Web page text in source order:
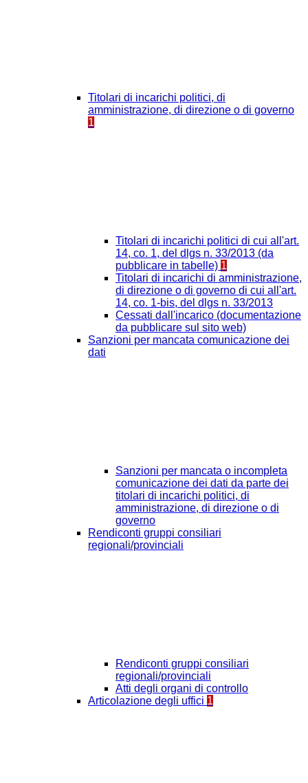
Titolari di incarichi politici, di
amministrazione, di direzione o di governo
1
Titolari di incarichi politici di cui all'art.
14, co. 1, del dlgs n. 33/2013 (da
pubblicare in tabelle) 1
Titolari di incarichi di amministrazione,
di direzione o di governo di cui all'art.
14, co. 1-bis, del dlgs n. 33/2013
Cessati dall'incarico (documentazione
da pubblicare sul sito web)
Sanzioni per mancata comunicazione dei
dati
Sanzioni per mancata o incompleta
comunicazione dei dati da parte dei
titolari di incarichi politici, di
amministrazione, di direzione o di
governo
Rendiconti gruppi consiliari
regionali/provinciali
Rendiconti gruppi consiliari
regionali/provinciali
Atti degli organi di controllo
Articolazione degli uffici 1